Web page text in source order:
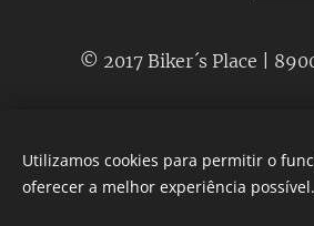
© 2017 Biker´s Place |
Desenvolvido por Webnode
Utilizamos cookies para permitir o
oferecer a melhor experiência possível.